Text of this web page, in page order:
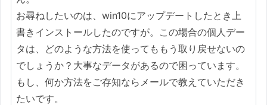
お尋ねしたいのは、win10にアップデートしたとき上
書きインストールしたのですが。この場合の個人デー
タは、どのような方法を使ってももう取り戻せないの
でしょうか？大事なデータがあるので困っています。
もし、何か方法をご存知ならメールで教えていただき
たいです。